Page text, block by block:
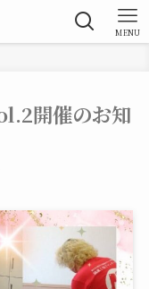
MENU
開催のお知